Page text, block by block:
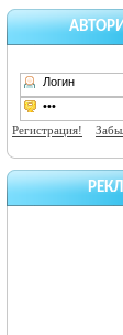
Регистрация!